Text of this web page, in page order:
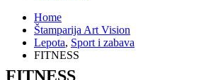
Home
Štamparija Art Vision
Lepota, Sport i zabava
FITNESS
FITNESS